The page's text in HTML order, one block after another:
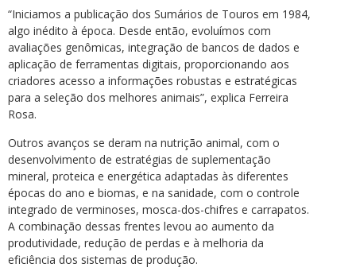
“Iniciamos a publicação dos Sumários de Touros em 1984,
algo inédito à época. Desde então, evoluímos com
avaliações genômicas, integração de bancos de dados e
aplicação de ferramentas digitais, proporcionando aos
criadores acesso a informações robustas e estratégicas
para a seleção dos melhores animais”, explica Ferreira
Rosa.
Outros avanços se deram na nutrição animal, com o
desenvolvimento de estratégias de suplementação
mineral, proteica e energética adaptadas às diferentes
épocas do ano e biomas, e na sanidade, com o controle
integrado de verminoses, mosca-dos-chifres e carrapatos.
A combinação dessas frentes levou ao aumento da
produtividade, redução de perdas e à melhoria da
eficiência dos sistemas de produção.